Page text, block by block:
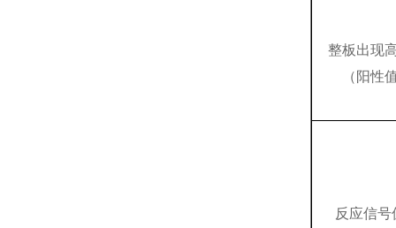
整板出现
（阳性
反应信号